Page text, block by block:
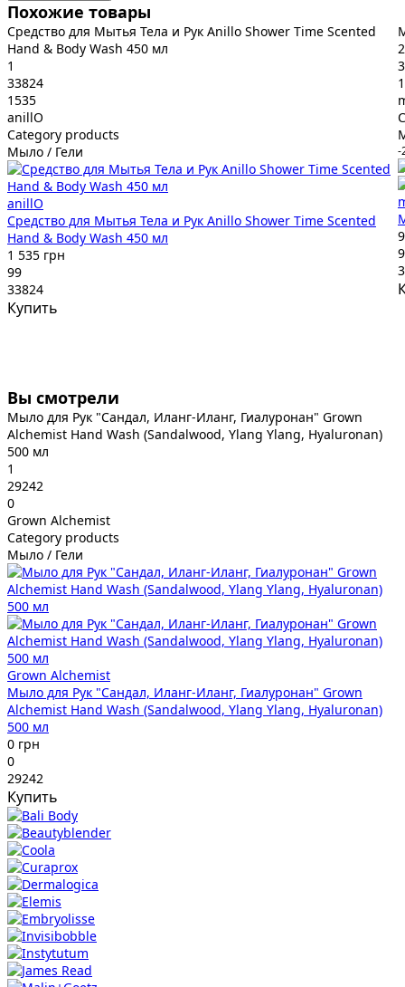
Похожие товары
Средство для Мытья Тела и Рук Anillo Shower Time Scented
Hand & Body Wash 450 мл
1
33824
1535
anillO
Category products
Мыло / Гели
anillO
Средство для Мытья Тела и Рук Anillo Shower Time Scented
Hand & Body Wash 450 мл
1 535 грн
99
33824
Купить
2
-
Вы смотрели
Мыло для Рук "Сандал, Иланг-Иланг, Гиалуронан" Grown
Alchemist Hand Wash (Sandalwood, Ylang Ylang, Hyaluronan)
500 мл
1
29242
0
Grown Alchemist
Category products
Мыло / Гели
Grown Alchemist
Мыло для Рук "Сандал, Иланг-Иланг, Гиалуронан" Grown
Alchemist Hand Wash (Sandalwood, Ylang Ylang, Hyaluronan)
500 мл
0 грн
0
29242
Купить